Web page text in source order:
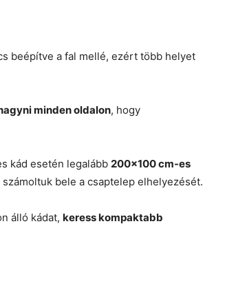
beépítve a fal mellé, ezért több helyet
minden oldalon, hogy
kád esetén legalább 200×100 cm-es
bele a csaptelep elhelyezését.
álló kádat, keress kompaktabb